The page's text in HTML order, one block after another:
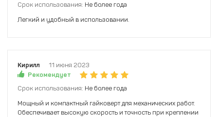
Срок использования: Не более года
Легкий и удобный в использовании.
Кирилл
11 июня 2023
Рекомендует
Срок использования: Не более года
Мощный и компактный гайковерт для механических работ.
Обеспечивает высокую скорость и точность при креплении